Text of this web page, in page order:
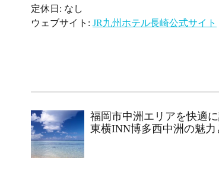
定休日: なし
ウェブサイト: JR九州ホテル長崎公式サイト
福岡市中洲エリアを快適に
東横INN博多西中洲の魅力